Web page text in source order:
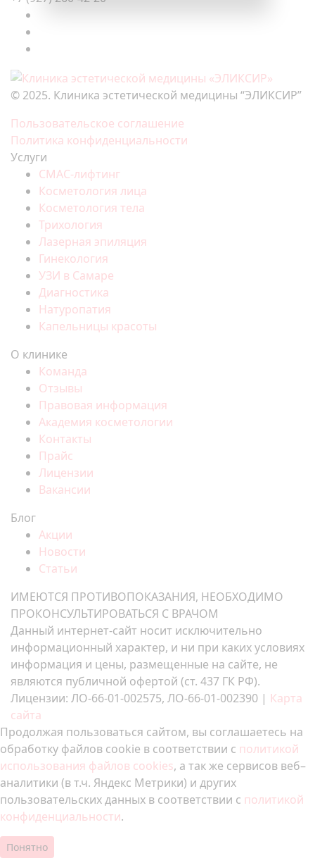
© 2025. Клиника эстетической медицины “ЭЛИКСИР”
Пользовательское соглашение
Политика конфиденциальности
Услуги
СМАС-лифтинг
Косметология лица
Косметология тела
Трихология
Лазерная эпиляция
Гинекология
УЗИ в Самаре
Диагностика
Натуропатия
Капельницы красоты
О клинике
Команда
Отзывы
Правовая информация
Академия косметологии
Контакты
Прайс
Лицензии
Вакансии
Блог
Акции
Новости
Статьи
ИМЕЮТСЯ ПРОТИВОПОКАЗАНИЯ, НЕОБХОДИМО
ПРОКОНСУЛЬТИРОВАТЬСЯ С ВРАЧОМ
Данный интернет-сайт носит исключительно
информационный характер, и ни при каких условиях
информация и цены, размещенные на сайте, не
являются публичной офертой (ст. 437 ГК РФ).
Лицензии: ЛО-66-01-002575, ЛО-66-01-002390 | Карта
сайта
Продолжая пользоваться сайтом, вы соглашаетесь на
обработку файлов cookie в соответствии с политикой
использования файлов cookies, а так же сервисов веб–
аналитики (в т.ч. Яндекс Метрики) и других
пользовательских данных в соответствии с политикой
конфиденциальности.
Понятно